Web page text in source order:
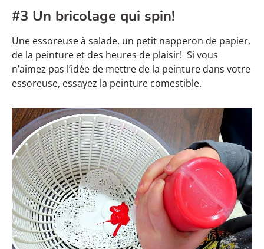
#3 Un bricolage qui spin!
Une essoreuse à salade, un petit napperon de papier,
de la peinture et des heures de plaisir! Si vous
n’aimez pas l’idée de mettre de la peinture dans votre
essoreuse, essayez la peinture comestible.